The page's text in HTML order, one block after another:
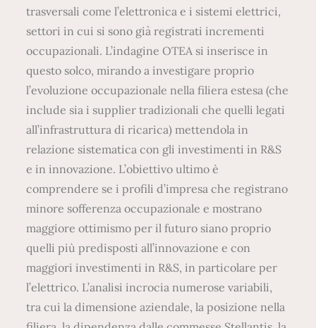
trasversali come l’elettronica e i sistemi elettrici,
settori in cui si sono già registrati incrementi
occupazionali. L’indagine OTEA si inserisce in
questo solco, mirando a investigare proprio
l’evoluzione occupazionale nella filiera estesa (che
include sia i supplier tradizionali che quelli legati
all’infrastruttura di ricarica) mettendola in
relazione sistematica con gli investimenti in R&S
e in innovazione. L’obiettivo ultimo è
comprendere se i profili d’impresa che registrano
minore sofferenza occupazionale e mostrano
maggiore ottimismo per il futuro siano proprio
quelli più predisposti all’innovazione e con
maggiori investimenti in R&S, in particolare per
l’elettrico. L’analisi incrocia numerose variabili,
tra cui la dimensione aziendale, la posizione nella